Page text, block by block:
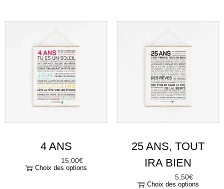
4 ANS
15,00€
Choix des options
25 ANS, TOUT
IRA BIEN
5,50€
Choix des options